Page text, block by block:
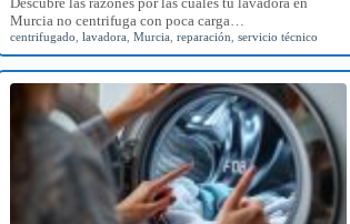
Murcia no centrifuga con poca carga…
centrifugado ,lavadora ,Murcia ,reparación ,servicio técnico